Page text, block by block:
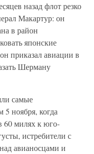
назад флот резко
Макартур: он
в район
японские
приказал авиации в
Шерману
самые
ноября, когда
60 милях к юго-
истребители с
авианосцами и